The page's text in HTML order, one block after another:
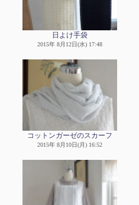
日よけ手袋
2015年 8月12日(水) 17:48
コットンガーゼのスカーフ
2015年 8月10日(月) 16:52